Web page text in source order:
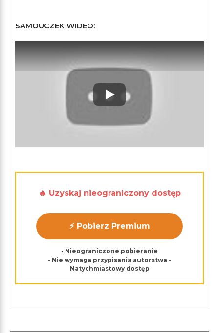
SAMOUCZEK WIDEO:
Play: Keynote (Google I/O
🔥 Uzyskaj nieograniczony dostęp
⚡ Pobierz Premium
• Nieograniczone pobieranie
• Nie wymaga przypisania autorstwa •
Natychmiastowy dostęp